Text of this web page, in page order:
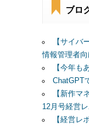
ブロ
【サイバ
情報管理者向
【今年も
ChatGPT
【新作マ
12月号経営
【経営レ